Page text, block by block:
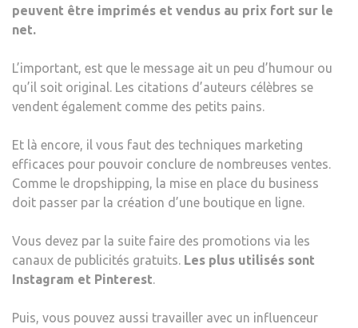
peuvent être imprimés et vendus au prix fort sur le
net.
L’important, est que le message ait un peu d’humour ou
qu’il soit original. Les citations d’auteurs célèbres se
vendent également comme des petits pains.
Et là encore, il vous faut des techniques marketing
efficaces pour pouvoir conclure de nombreuses ventes.
Comme le dropshipping, la mise en place du business
doit passer par la création d’une boutique en ligne.
Vous devez par la suite faire des promotions via les
canaux de publicités gratuits. Les plus utilisés sont
Instagram et Pinterest.
Puis, vous pouvez aussi travailler avec un influenceur